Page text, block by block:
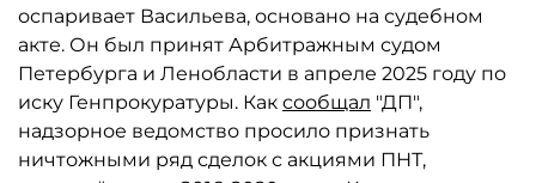
оспаривает Васильева, основано на судебном
акте. Он был принят Арбитражным судом
Петербурга и Ленобласти в апреле 2025 году по
иску Генпрокуратуры. Как сообщал "ДП",
надзорное ведомство просило признать
ничтожными ряд сделок с акциями ПНТ,